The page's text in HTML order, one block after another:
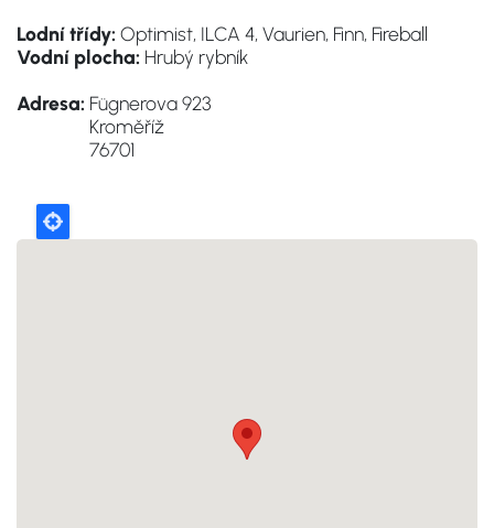
Lodní třídy: Optimist, ILCA 4, Vaurien, Finn, Fireball
Vodní plocha: Hrubý rybník
Adresa: Fügnerova 923
Kroměříž
76701